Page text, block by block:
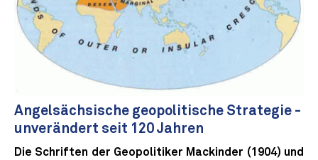
Angelsächsische geopolitische Strategie -
unverändert seit 120 Jahren
Die Schriften der Geopolitiker Mackinder (1904) und